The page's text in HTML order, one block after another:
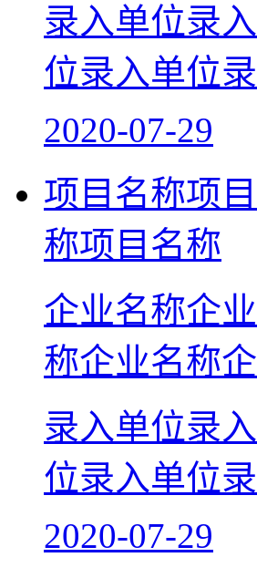
录入单位录
位录入单位
2020-07-29
项目名称项
称项目名称
企业名称企
称企业名称
录入单位录
位录入单位
2020-07-29